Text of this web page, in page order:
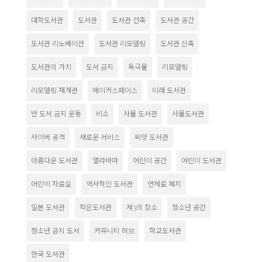
대학도서관 도서관 도서관 건축 도서관 공간
도서관 리노베이션 도서관 리모델링 도서관 신축
도서관의 가치 도서 금지 독극물 리모델링
리모델링 재개관 메이커스페이스 미래 도서관
반 도서 금지 운동 비소 사물 도서관 사물도서관
사이버 공격 새로운 서비스 씨앗 도서관
아름다운 도서관 앨라바마 어린이 공간 어린이 도서관
어린이 자료실 역사적인 도서관 연체료 폐지
일본 도서관 작은도서관 제3의 장소 청소년 공간
청소년 금지 도서 커뮤니티 허브 학교도서관
한국 도서관